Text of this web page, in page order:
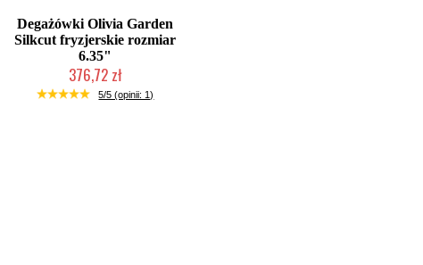
Degażówki Olivia Garden
Silkcut fryzjerskie rozmiar
6.35"
376,72 zł
Duża ilość (wysyłka w 24h)
5/5 (opinii: 1)